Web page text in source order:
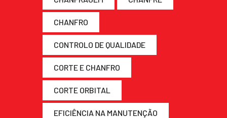
CHANFRO
CONTROLO DE QUALIDADE
CORTE E CHANFRO
CORTE ORBITAL
EFICIÊNCIA NA MANUTENÇÃO